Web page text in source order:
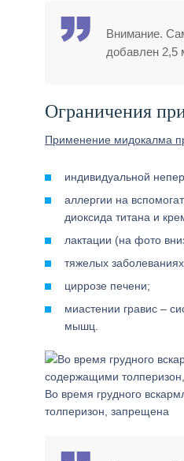
Внимание.
добавлен 2,5
Ограничения
Применение мидокалма
индивидуальной
аллергии на
диоксида титана и
лактации (на фото
тяжелых
циррозе печени;
миастении гравис –
мышц.
Во время грудного
толперизон, запрещена